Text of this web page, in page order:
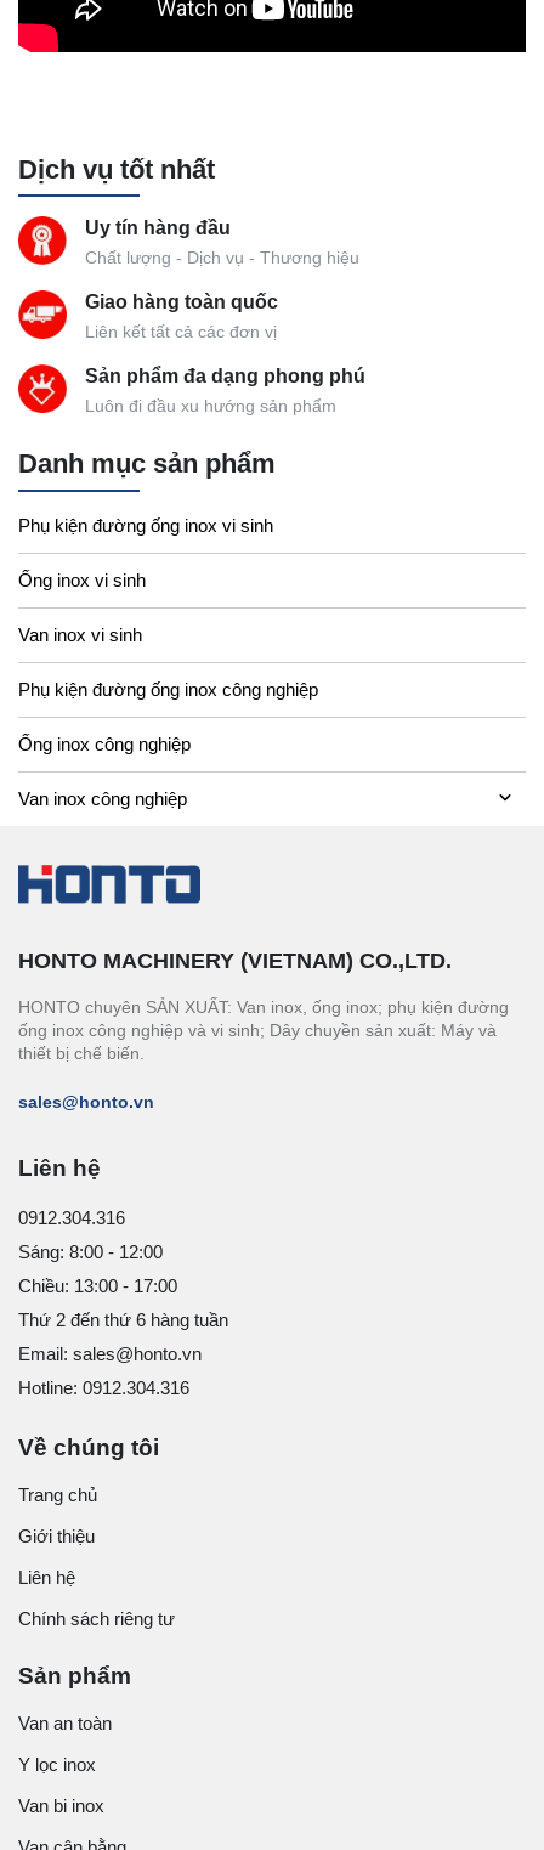
Dịch vụ tốt nhất
Uy tín hàng đầu
Chất lượng - Dịch vụ - Thương hiệu
Giao hàng toàn quốc
Liên kết tất cả các đơn vị
Sản phẩm đa dạng phong phú
Luôn đi đầu xu hướng sản phẩm
Danh mục sản phẩm
Phụ kiện đường ống inox vi sinh
Ống inox vi sinh
Van inox vi sinh
Phụ kiện đường ống inox công nghiệp
Ống inox công nghiệp
Van inox công nghiệp
HONTO MACHINERY (VIETNAM) CO.,LTD.
HONTO chuyên SẢN XUẤT: Van inox, ống inox; phụ kiện đường
ống inox công nghiệp và vi sinh; Dây chuyền sản xuất: Máy và
thiết bị chế biến.
sales@honto.vn
Liên hệ
0912.304.316
Sáng: 8:00 - 12:00
Chiều: 13:00 - 17:00
Thứ 2 đến thứ 6 hàng tuần
Email: sales@honto.vn
Hotline: 0912.304.316
Về chúng tôi
Trang chủ
Giới thiệu
Liên hệ
Chính sách riêng tư
Sản phẩm
Van an toàn
Y lọc inox
Van bi inox